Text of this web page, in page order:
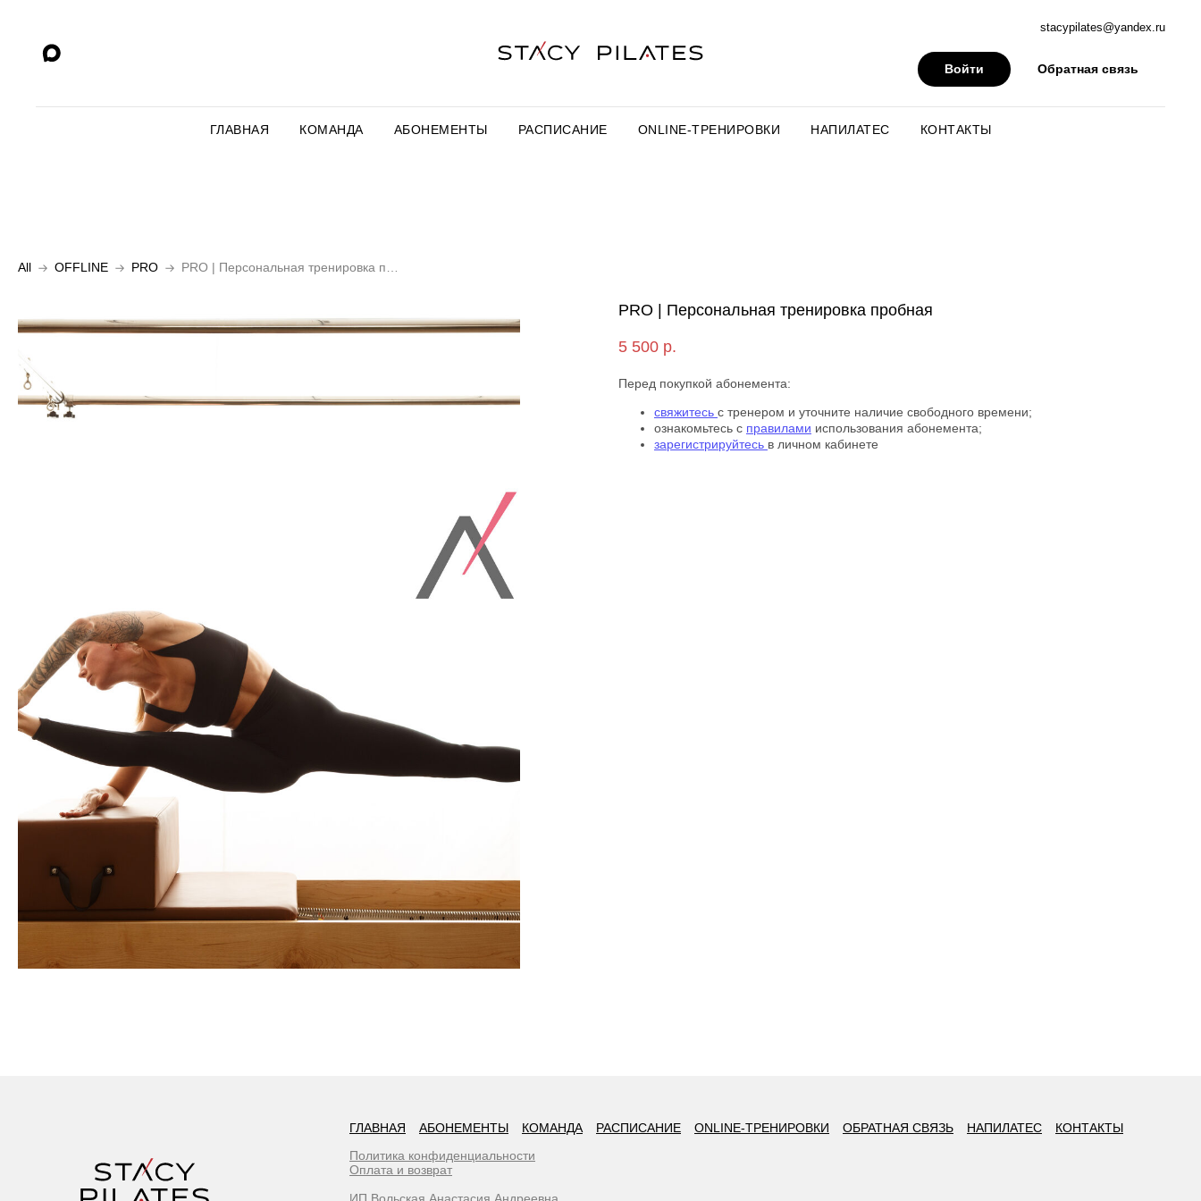
stacypilates@yandex.ru
Войти Обратная связь
ГЛАВНАЯ КОМАНДА АБОНЕМЕНТЫ РАСПИСАНИЕ ONLINE-ТРЕНИРОВКИ НАПИЛАТЕС КОНТАКТЫ
All OFFLINE PRO
PRO | Персональная тренировка пробная
5 500 р.
Перед покупкой абонемента:
свяжитесь с тренером и уточните наличие свободного времени;
ознакомьтесь с правилами использования абонемента;
зарегистрируйтесь в личном кабинете
ГЛАВНАЯ АБОНЕМЕНТЫ КОМАНДА РАСПИСАНИЕ ONLINE-ТРЕНИРОВКИ ОБРАТНАЯ СВЯЗЬ НАПИЛАТЕС
КОНТАКТЫ
Политика конфиденциальности
Оплата и возврат